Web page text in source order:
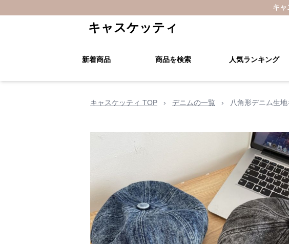
キャ
キャスケッティ
新着商品 商品を検索 人気ランキング
キャスケッティ TOP › デニムの一覧 › 八角形デニム生